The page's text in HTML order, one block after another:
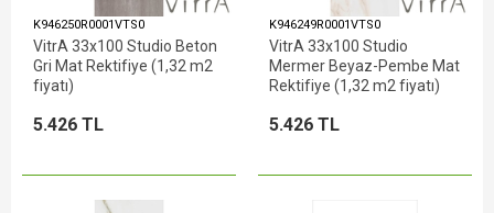
K946250R0001VTS0
VitrA 33x100 Studio Beton
Gri Mat Rektifiye (1,32 m2
fiyatı)
5.426 TL
K946249R0001VTS0
VitrA 33x100 Studio
Mermer Beyaz-Pembe Mat
Rektifiye (1,32 m2 fiyatı)
5.426 TL